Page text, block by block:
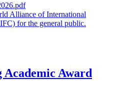
Alliance of International
for the general public.
Academic Award